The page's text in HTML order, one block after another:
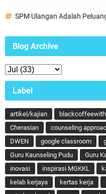
SPM Ulangan Adalah
Blog Archive
Label
artikel/kajian
Cherasian
counseling
DWEN
google classroom
Guru Kaunseling Pudu
Guru
inovasi
inspirasi MGKKL
kelab kerjaya
kertas kerja